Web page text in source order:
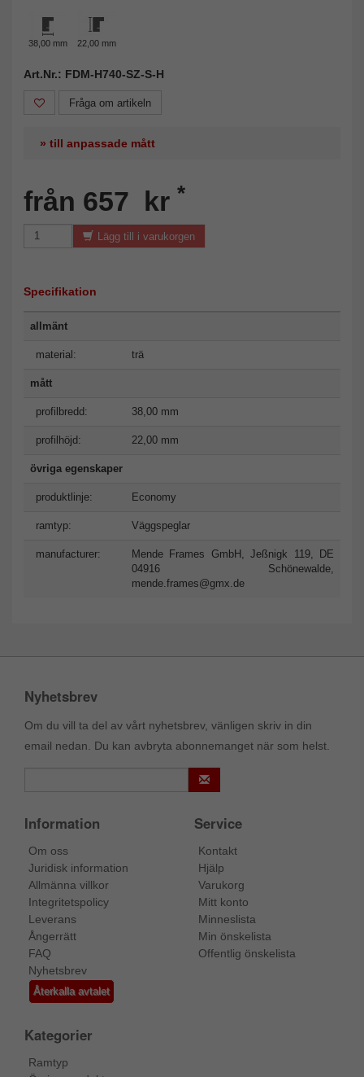
38,00 mm 22,00 mm
Art.Nr.: FDM-H740-SZ-S-H
Fråga om artikeln
» till anpassade mått
från 657 kr *
Lägg till i varukorgen
Specifikation
allmänt
material: trä
mått
profilbredd: 38,00 mm
profilhöjd: 22,00 mm
övriga egenskaper
produktlinje: Economy
ramtyp: Väggspeglar
manufacturer:
Mende Frames GmbH, Jeßnigk 119, DE
04916 Schönewalde,
mende.frames@gmx.de
Nyhetsbrev
Om du vill ta del av vårt nyhetsbrev, vänligen skriv in din
email nedan. Du kan avbryta abonnemanget när som helst.
Information
Om oss
Juridisk information
Allmänna villkor
Integritetspolicy
Leverans
Ångerrätt
FAQ
Nyhetsbrev
Återkalla avtalet
Service
Kontakt
Hjälp
Varukorg
Mitt konto
Minneslista
Min önskelista
Offentlig önskelista
Kategorier
Ramtyp